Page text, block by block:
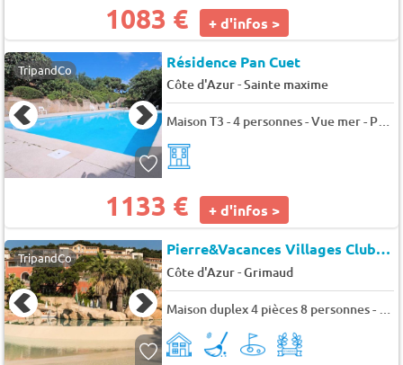
1083 € + d'infos >
TripandCo Résidence Pan Cuet
Côte d'Azur-Sainte maxime
Maison T3 - 4 personnes - Vue mer - Piscine résidence - Climatisation - WiFi - Proche plage - Sainte Maxime - 4 pers. - 66m2 - TV
1133 € + d'infos >
TripandCo Pierre&Vacances Villages Clubs Village Club Les Restanques du Golfe de Saint-Tro
Côte d'Azur-Grimaud
Maison duplex 4 pièces 8 personnes - Prestige - super Home - 8 pers. - 55m2 - TV